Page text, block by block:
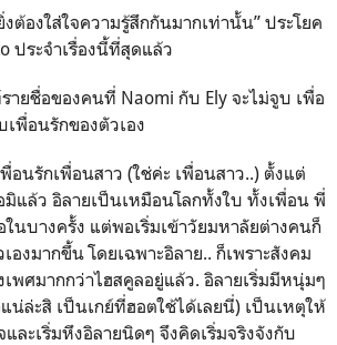
ต้องใส่ใจความรู้สึกกันมากเท่านั้น” ประโยค
ประจำเรื่องนี้ที่สุดแล้ว
ายชื่อของคนที่ Naomi กับ Ely จะไม่จูบ เพื่อ
เพื่อนรักของตัวเอง
อนรักเพื่อนสาว (ใช่ค่ะ เพื่อนสาว..) ตั้งแต่
มิแล้ว อิลายเป็นเหมือนโลกทั้งใบ ทั้งเพื่อน พี่
นบางครั้ง แต่พอเริ่มเข้าวัยมหาลัยต่างคนก็
องมากขึ้น โดยเฉพาะอิลาย.. ก็เพราะสังคม
เพศมากกว่าไฮสคูลอยู่แล้ว. อิลายเริ่มมีหนุ่มๆ
น่ล่ะสิ เป็นเกย์ที่ฮอตใช้ได้เลยนี่) เป็นเหตุให้
และเริ่มหึงอิลายนิดๆ จึงคิดเริ่มจริงจังกับ